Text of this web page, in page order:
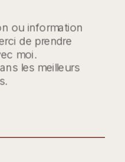
ou information
de prendre
moi.
les meilleurs